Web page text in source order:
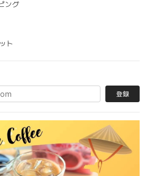
ング
ト
登録